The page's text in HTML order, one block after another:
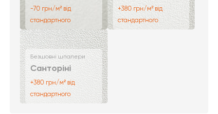
-70 грн/м² від
стандартного
+380 грн/м² від
стандартного
Безшовні шпалери
Санторіні
+380 грн/м² від
стандартного